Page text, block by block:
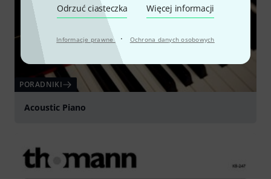
Odrzuć ciasteczka Więcej informacji
Informacje prawne · Ochrona danych osobowych
PORADNIKI
Acoustic Piano